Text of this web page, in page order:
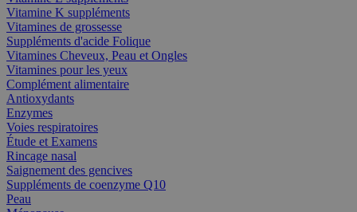
Vitamine K suppléments
Vitamines de grossesse
Suppléments d'acide Folique
Vitamines Cheveux, Peau et Ongles
Vitamines pour les yeux
Complément alimentaire
Antioxydants
Enzymes
Voies respiratoires
Étude et Examens
Rincage nasal
Saignement des gencives
Suppléments de coenzyme Q10
Peau